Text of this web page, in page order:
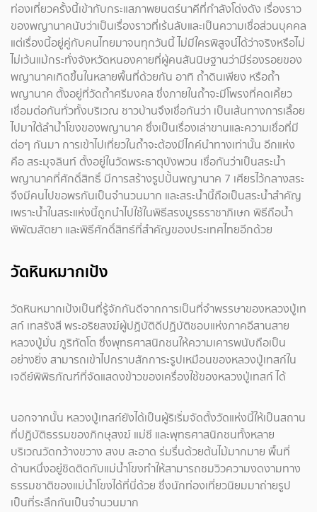
ท่องเที่ยวครั้งนี้เข้ากับกระแสภาพยนตร์นาคีที่กำลังโด่งดัง เรื่องราว
ของพญานาคนับว่าเป็นเรื่องราวที่เร้นลับและเป็นความเชื่อส่วนบุคคล
แต่เรื่องนี้อยู่คู่กับคนไทยมาจนทุกวันนี้ ไม่มีใครพิสูจน์ได้ว่าจริงหรือไม่
ไม่เว้นแม้กระทั่งจังหวัดหนองคายที่ผู้คนสันนิษฐานว่ามีร่องรอยของ
พญานาคเกิดขึ้นในหลายพื้นที่ด้วยกัน อาทิ ถ้ำดินเพียง หรือถ้ำ
พญานาค ตั้งอยู่ที่วัดถ้ำศรีมงคล ซึ่งภายในถ้ำจะมีโพรงที่คดเคี้ยว
เชื่อมต่อกันทั่วทั้งบริเวณ ชาวบ้านจึงเชื่อกันว่า เป็นเส้นทางการเลื้อย
ไปมาใต้ลำน้ำโขงของพญานาค ซึ่งเป็นเรื่องเล่าขานและความเชื่อที่มี
ต่อๆ กันมา การเข้าไปเที่ยวในถ้ำจะต้องมีไกค์นำทางเท่านั้น อีกแห่ง
คือ สระมุจลินท์ ตั้งอยู่ในวัดพระธาตุบังพวน เชื่อกันว่าเป็นสระน้ำ
พญานาคที่ศักดิ์สิทธิ์ มีการสร้างรูปปั้นพญานาค 7 เศียรไว้กลางสระ
จึงมีคนไปขอพรกันเป็นจำนวนมาก และสระน้ำนี้ถือเป็นสระน้ำสำคัญ
เพราะน้ำในสระแห่งนี้ถูกนำไปใช้ในพิธีสรงมูรธราชาภิเษก พิธีถือน้ำ
พิพัฒสัตยา และพิธีศักดิ์สิทธ์ที่สำคัญของประเทศไทยอีกด้วย
วัดหินหมากเป้ง
วัดหินหมากเป้งเป็นที่รู้จักกันดีจากการเป็นที่จำพรรษาของหลวงปู่เท
สก์ เทสรังสี พระอริยสงฆ์ผู้ปฏิบัติดีปฏิบัติชอบแห่งภาคอีสานสาย
หลวงปู่มั่น ภูริทัตโต ซึ่งพุทธศาสนิกชนให้ความเคารพนับถือเป็น
อย่างยิ่ง สามารถเข้าไปกราบสักการะรูปเหมือนของหลวงปู่เทสก์ใน
เจดีย์พิพิธภัณฑ์ที่จัดแสดงข้าวของเครื่องใช้ของหลวงปู่เทสก์ ได้
นอกจากนั้น หลวงปู่เทสก์ยังได้เป็นผู้ริเริ่มจัดตั้งวัดแห่งนี้ให้เป็นสถาน
ที่ปฏิบัติธรรมของภิกษุสงฆ์ แม่ชี และพุทธศาสนิกชนทั้งหลาย
บริเวณวัดกว้างขวาง สงบ สะอาด ร่มรื่นด้วยต้นไม้มากมาย พื้นที่
ด้านหนึ่งอยู่ชิดติดกับแม่น้ำโขงทำให้สามารถชมวิวความงดงามทาง
ธรรมชาติของแม่น้ำโขงได้ที่นี่ด้วย ซึ่งนักท่องเที่ยวนิยมมาถ่ายรูป
เป็นที่ระลึกกันเป็นจำนวนมาก